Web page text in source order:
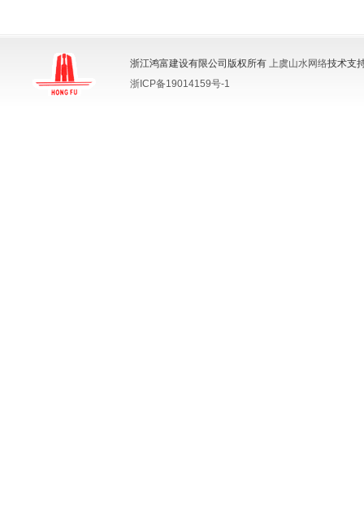
浙江鸿富建设有限公司版权所有 上虞山水网络技术支
浙ICP备19014159号-1